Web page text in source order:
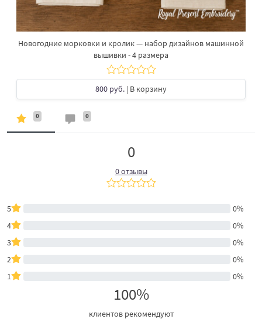
Новогодние морковки и кролик — набор дизайнов машинной
вышивки - 4 размера
800 руб. | В корзину
0 0
0
0 отзывы
5
0%
4
0%
3
0%
2
0%
1
0%
100%
клиентов рекомендуют